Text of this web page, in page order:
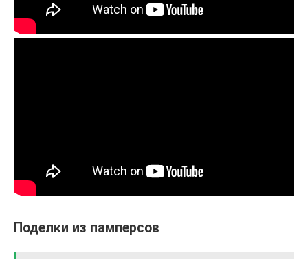
Поделки из памперсов